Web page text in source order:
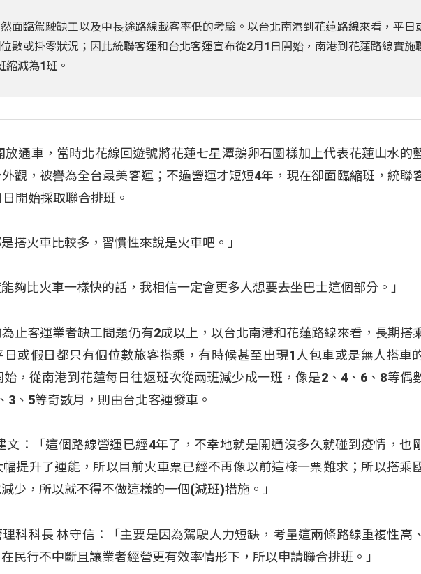
面臨駕駛缺工以及中長途路線載客率低的考驗。以台北南港到花蓮路線來看，平日
數或掛零狀況；因此統聯客運和台北客運宣布從2月1日開始，南港到花蓮路線實施
縮減為1班。
放通車，當時北花線回遊號將花蓮七星潭鵝卵石圖樣加上代表花蓮山水的
觀，被譽為全台最美客運；不過營運才短短4年，現在卻面臨縮班，統聯
開始採取聯合排班。
搭火車比較多，習慣性來說是火車吧。」
夠比火車一樣快的話，我相信一定會更多人想要去坐巴士這個部分。」
止客運業者缺工問題仍有2成以上，以台北南港和花蓮路線來看，長期搭
或假日都只有個位數旅客搭乘，有時候甚至出現1人包車或是無人搭車
，從南港到花蓮每日往返班次從兩班減少成一班，像是2、4、6、8等偶
3、5等奇數月，則由台北客運發車。
文：「這個路線營運已經4年了，不幸地就是開通沒多久就碰到疫情，也
提升了運能，所以目前火車票已經不再像以前這樣一票難求；所以搭乘
少，所以就不得不做這樣的一個(減班)措施。」
科科長 林守信：「主要是因為駕駛人力短缺，考量這兩條路線重複性高
民行不中斷且讓業者經營更有效率情形下，所以申請聯合排班。」